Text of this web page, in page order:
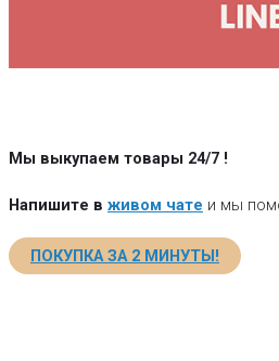
Мы выкупаем товары 24/7 !
Напишите в живом чате и мы
ПОКУПКА ЗА 2 МИНУТЫ!